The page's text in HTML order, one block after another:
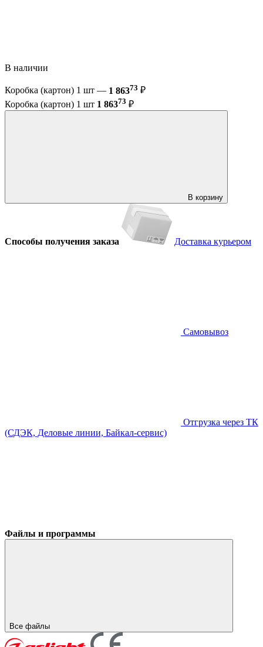
В наличии
Коробка (картон) 1 шт — 1 86373 ₽
Коробка (картон) 1 шт 1 86373 ₽
В корзину
Способы получения заказа Доставка курьером
Самовывоз
Отгрузка через ТК
(СДЭК, Деловые линии, Байкал-сервис)
Файлы и программы
Все файлы